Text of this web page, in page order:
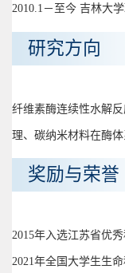
2010.1－至今 吉林大
研究方向
纤维素酶连续性水解
理、碳纳米材料在酶
奖励与荣誉
2015年入选江苏省优
2021年全国大学生生